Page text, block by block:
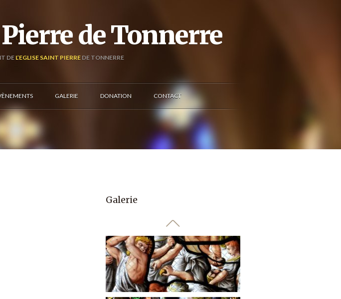
de Tonnerre
DE L’EGLISE SAINT PIERREDE TONNERRE
GALERIE DONATION CONTACT
Galerie